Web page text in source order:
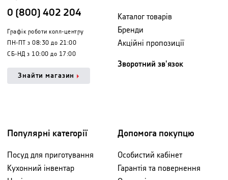
0 (800) 402 204
Графік роботи колл-центру
ПН-ПТ з 08:30 до 21:00
СБ-НД з 10:00 до 17:00
Знайти магазин
Каталог товарів
Бренди
Акційні пропозиції
Зворотний зв'язок
Популярні категорії
Посуд для приготування
Кухонний інвентар
Допомога покупцю
Особистий кабінет
Гарантія та повернення